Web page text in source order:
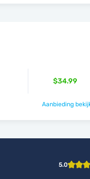
$34.99
Aanbieding
5.0